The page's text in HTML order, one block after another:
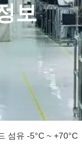
보
섬유 -5°C ~ +70°C